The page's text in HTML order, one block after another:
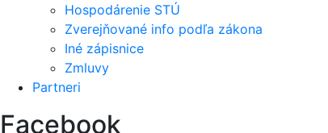
Hospodárenie STÚ
Zverejňované info podľa zákona
Iné zápisnice
Zmluvy
Partneri
Facebook